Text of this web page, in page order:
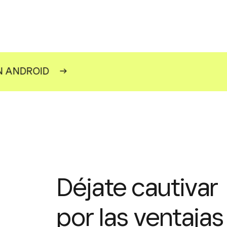
ANDROID →
Déjate cautivar
por las